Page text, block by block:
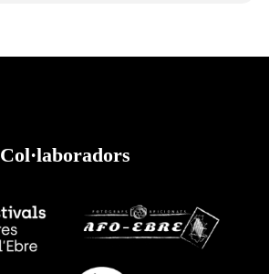
Col·laboradors